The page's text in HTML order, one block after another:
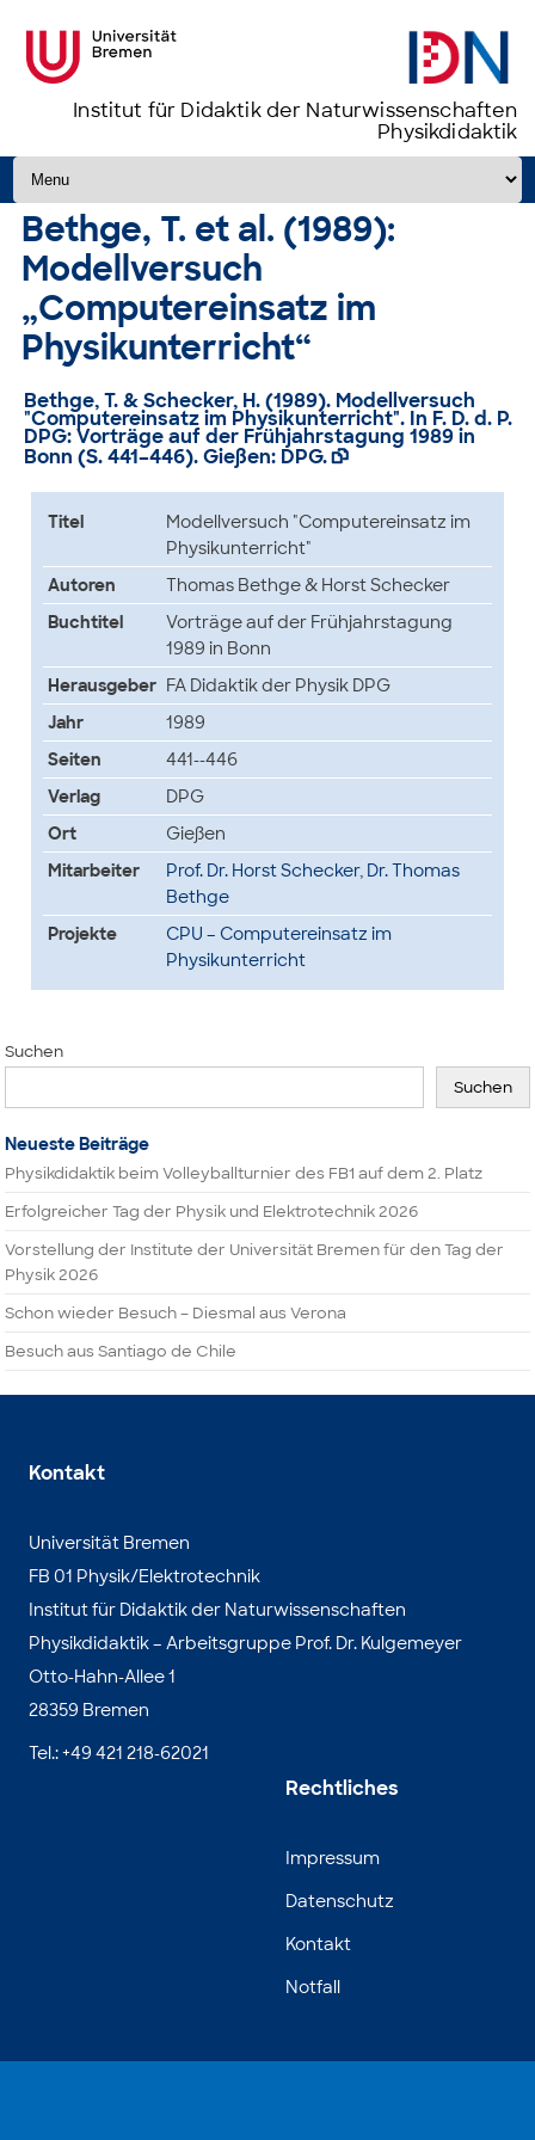
Institut für Didaktik der Naturwissenschaften
Physikdidaktik
Zum Inhalt springen
Bethge, T. et al. (1989):
Modellversuch
„Computereinsatz im
Physikunterricht“
Bethge, T. & Schecker, H. (1989). Modellversuch
"Computereinsatz im Physikunterricht". In F. D. d. P.
DPG: Vorträge auf der Frühjahrstagung 1989 in
Bonn (S. 441–446). Gießen: DPG. 
Titel
Modellversuch "Computereinsatz im
Physikunterricht"
Autoren
Thomas Bethge & Horst Schecker
Buchtitel
Vorträge auf der Frühjahrstagung
1989 in Bonn
Herausgeber FA Didaktik der Physik DPG
Jahr
1989
Seiten
441--446
Verlag
DPG
Ort
Gießen
Mitarbeiter
Prof. Dr. Horst Schecker, Dr. Thomas
Bethge
Projekte
CPU – Computereinsatz im
Physikunterricht
Suchen
Suchen
Neueste Beiträge
Physikdidaktik beim Volleyballturnier des FB1 auf dem 2. Platz
Erfolgreicher Tag der Physik und Elektrotechnik 2026
Vorstellung der Institute der Universität Bremen für den Tag der
Physik 2026
Schon wieder Besuch – Diesmal aus Verona
Besuch aus Santiago de Chile
Kontakt
Universität Bremen
FB 01 Physik/Elektrotechnik
Institut für Didaktik der Naturwissenschaften
Physikdidaktik – Arbeitsgruppe Prof. Dr. Kulgemeyer
Otto-Hahn-Allee 1
28359 Bremen
Tel.: +49 421 218-62021
Rechtliches
Impressum
Datenschutz
Kontakt
Notfall